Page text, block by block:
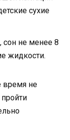
сухие
сон не менее 8
жидкости.
время не
пройти